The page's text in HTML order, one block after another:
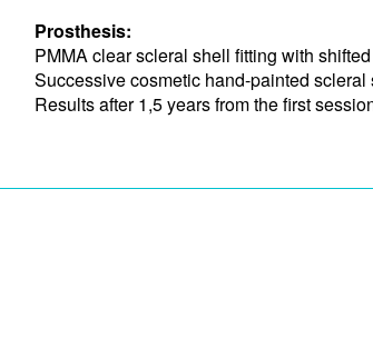
Prosthesis:
PMMA clear scleral shell fitting with
Successive cosmetic hand-painted scleral
Results after 1,5 years from the first